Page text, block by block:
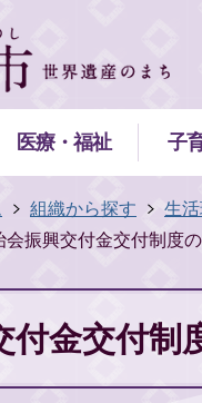
医療・福祉 子
組織から探す 生
会振興交付金交付制度
付金交付制